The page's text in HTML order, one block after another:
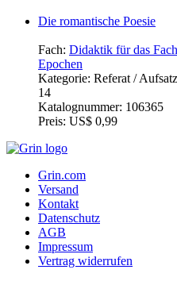
Die romantische Poesie
Fach: Didaktik für das
Epochen
Kategorie: Referat /
14
Katalognummer: 106365
Preis: US$ 0,99
Grin.com
Versand
Kontakt
Datenschutz
AGB
Impressum
Vertrag widerrufen